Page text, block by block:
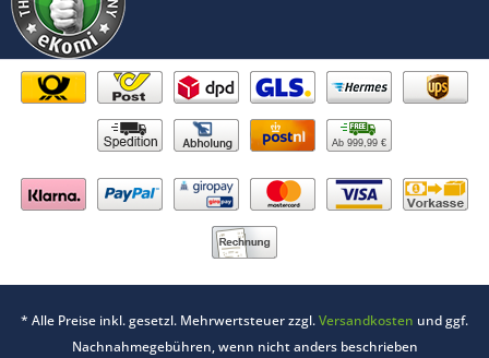
Ab 999,99 €
* Alle Preise inkl. gesetzl. Mehrwertsteuer zzgl.Versandkosten und ggf.
Nachnahmegebühren, wenn nicht anders beschrieben